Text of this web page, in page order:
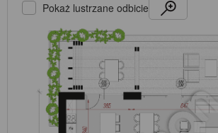
Pokaż lustrzane odbicie